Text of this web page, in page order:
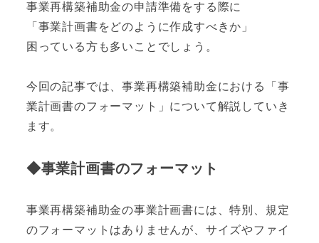
事業再構築補助金の申請準備をする際に
「事業計画書をどのように作成すべきか」
困っている方も多いことでしょう。
今回の記事では、事業再構築補助金における「事
業計画書のフォーマット」について解説していき
ます。
◆事業計画書のフォーマット
事業再構築補助金の事業計画書には、特別、規定
のフォーマットはありませんが、サイズやファイ